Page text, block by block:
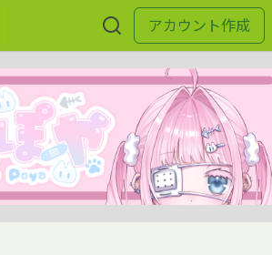
アカウント作成